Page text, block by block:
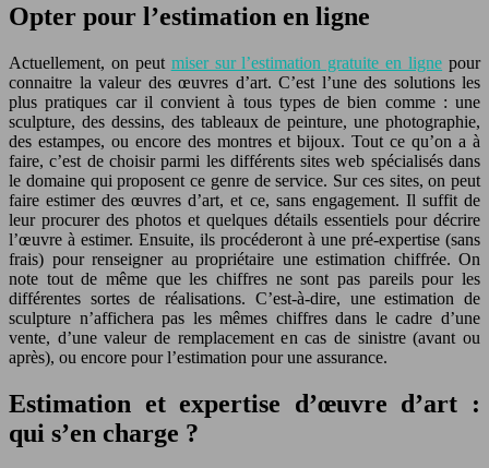
Opter pour l’estimation en ligne
Actuellement, on peut miser sur l’estimation gratuite en ligne pour
connaitre la valeur des œuvres d’art. C’est l’une des solutions les
plus pratiques car il convient à tous types de bien comme : une
sculpture, des dessins, des tableaux de peinture, une photographie,
des estampes, ou encore des montres et bijoux. Tout ce qu’on a à
faire, c’est de choisir parmi les différents sites web spécialisés dans
le domaine qui proposent ce genre de service. Sur ces sites, on peut
faire estimer des œuvres d’art, et ce, sans engagement. Il suffit de
leur procurer des photos et quelques détails essentiels pour décrire
l’œuvre à estimer. Ensuite, ils procéderont à une pré-expertise (sans
frais) pour renseigner au propriétaire une estimation chiffrée. On
note tout de même que les chiffres ne sont pas pareils pour les
différentes sortes de réalisations. C’est-à-dire, une estimation de
sculpture n’affichera pas les mêmes chiffres dans le cadre d’une
vente, d’une valeur de remplacement en cas de sinistre (avant ou
après), ou encore pour l’estimation pour une assurance.
Estimation et expertise d’œuvre d’art :
qui s’en charge ?